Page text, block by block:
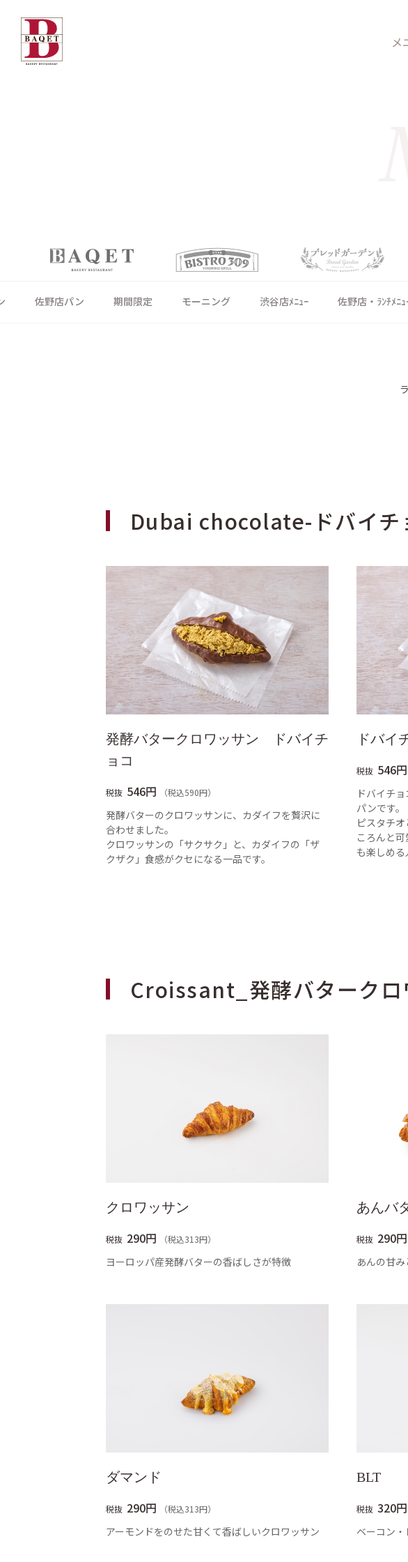
佐野店パン 期間限定 モーニング 渋谷店ﾒﾆｭｰ 佐野店・ﾗﾝﾁﾒﾆｭ
Dubai chocolate-ドバイチ
発酵バタークロワッサン ドバイチ
ョコ
税抜 546円 （税込590円）
発酵バターのクロワッサンに、カダイフを贅沢に
合わせました。
クロワッサンの「サクサク」と、カダイフの「ザ
クザク」食感がクセになる一品です。
ドバイ
税抜 546円
ドバイチ
パンです。
ピスタチオ
ころんと
も楽しめる
Croissant_発酵バタークロ
クロワッサン
税抜 290円 （税込313円）
ヨーロッパ産発酵バターの香ばしさが特徴
あんバ
税抜 290円
あんの甘
ダマンド
税抜 290円 （税込313円）
アーモンドをのせた甘くて香ばしいクロワッサン
BLT
税抜 320円
ベーコン